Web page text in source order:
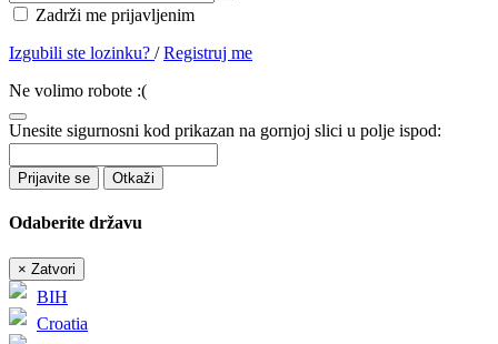
Zadrži me prijavljenim
Izgubili ste lozinku? /Registruj me
Ne volimo robote :(
Unesite sigurnosni kod prikazan na gornjoj slici u polje ispod:
Prijavite se Otkaži
Odaberite državu
× Zatvori
BIH
Croatia